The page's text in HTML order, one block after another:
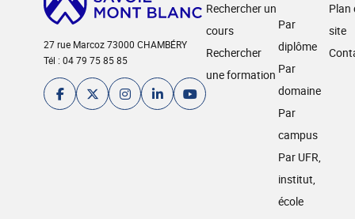
27 rue Marcoz 73000 CHAMBÉRY
Tél : 04 79 75 85 85
Rechercher un
cours
Rechercher
une formation
Par
diplôme
Par
domaine
Par
campus
Par UFR,
institut,
école
Plan
site